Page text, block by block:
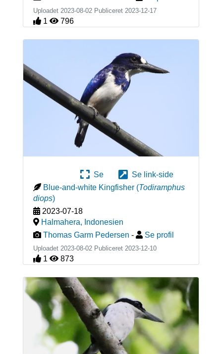
Uploadet 2023-08-02 Publiceret 2023-12-17
1 796
Se
Se link-side
Blue-and-white Kingfisher (Todiramphus
diops)
2023-07-18
Halmahera, Indonesien
Thomas Garm Pedersen - Se profil
Uploadet 2023-08-02 Publiceret 2023-12-10
1 873